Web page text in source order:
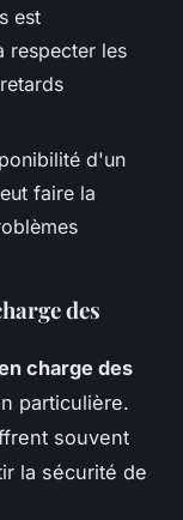
est
respecter les
d'un
faire la
des
charge des
particulière.
souvent
la sécurité de